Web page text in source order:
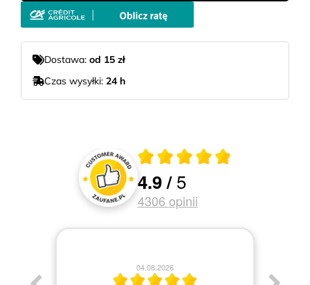
Dostawa: od 15 zł
Czas wysyłki: 24 h
Oceny i recenzje klientów
Średnia ocena 4.9 z 5
4.9/5
4306 opinii
04.08.2026